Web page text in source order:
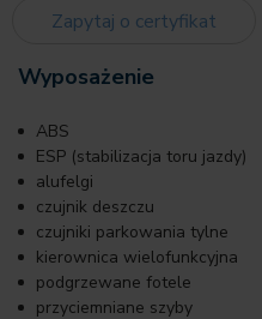
Zapytaj o certyfikat
Wyposażenie
ABS
ESP (stabilizacja toru jazdy)
alufelgi
czujnik deszczu
czujniki parkowania tylne
kierownica wielofunkcyjna
podgrzewane fotele
przyciemniane szyby